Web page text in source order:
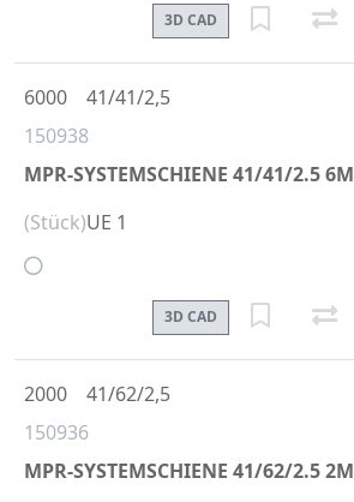
3D CAD
150938
MPR-SYSTEMSCHIENE 41/41/2.5 6M
6000 41/41/2,5
(Stück)UE 1
3D CAD
150936
MPR-SYSTEMSCHIENE 41/62/2.5 2M
2000 41/62/2,5